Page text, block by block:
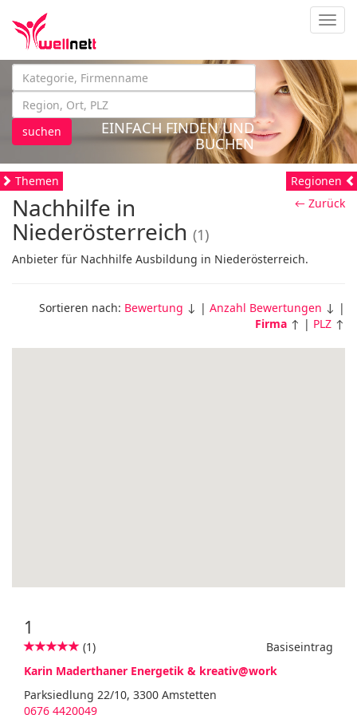
suchen
EINFACH FINDEN UND
BUCHEN
Themen
← Zurück
Nachhilfe in
Niederösterreich (1)
Anbieter für Nachhilfe Ausbildung in Niederösterreich.
Sortieren nach: Bewertung ↓ | Anzahl Bewertungen ↓ |
Firma ↑ | PLZ ↑
1
Basiseintrag
(1)
Karin Maderthaner Energetik & kreativ@work
Parksiedlung 22/10, 3300 Amstetten
0676 4420049
Regionen